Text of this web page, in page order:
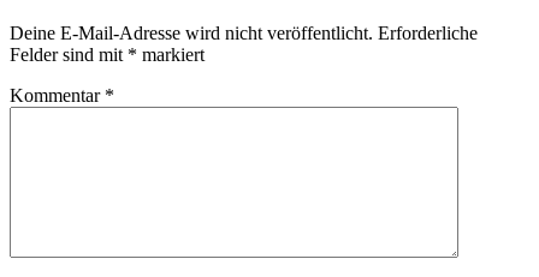
Deine E-Mail-Adresse wird nicht veröffentlicht. Erforderliche
Felder sind mit * markiert
Kommentar *